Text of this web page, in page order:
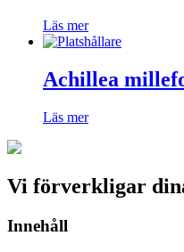
Läs mer
Achillea
Läs mer
Vi förverkligar
Innehåll